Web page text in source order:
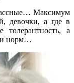
Максимум
девочки, а где в
а
и норм…